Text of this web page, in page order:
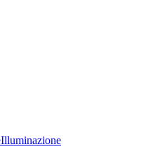
Illuminazione